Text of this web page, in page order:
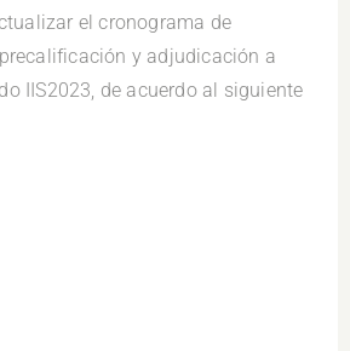
el cronograma de
y adjudicación a
IIS2023, de acuerdo al siguiente